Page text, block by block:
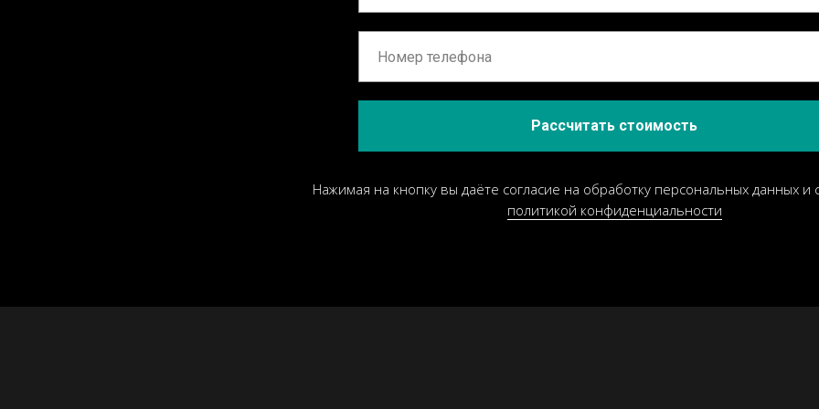
Рассчитать стоимость
Нажимая на кнопку вы даёте согласие на обработку персональных данных и
политикой конфиденциальности